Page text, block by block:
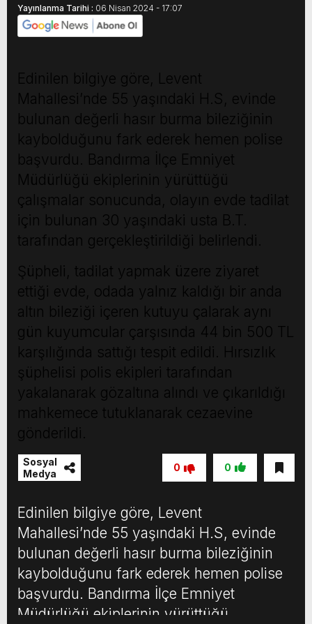
Yayınlanma Tarihi : 06 Nisan 2024 - 17:07
Edinilen bilgiye göre, Levent
Mahallesi’nde 55 yaşındaki H.S, evinde
bulunan değerli hasır burma bileziğinin
kaybolduğunu fark ederek hemen polise
başvurdu. Bandırma İlçe Emniyet
Müdürlüğü ekiplerinin yürüttüğü
çalışmalar sonucunda, olayın evde tadilat
için bulunan 30 yaşındaki usta B.T.
tarafından gerçekleştirildiği belirlendi.
Şüpheli, tadilat yapmak üzere ziyaret
ettiği evde, odada yalnız kaldığı bir anda
altın bileziği içeren kutuyu çalarak aynı
gün kuyumcular çarşısında 44 bin 500 TL
karşılığında sattığı tespit edildi. Hırsızlık
şüphelisi polis ekipleri tarafından
yakalanarak gözaltına alındı ve çıkarıldığı
mahkemece tutuklanarak cezaevine
gönderildi.
Sosyal
Medya
0
0
Edinilen bilgiye göre, Levent
Mahallesi’nde 55 yaşındaki H.S, evinde
bulunan değerli hasır burma bileziğinin
kaybolduğunu fark ederek hemen polise
başvurdu. Bandırma İlçe Emniyet
Müdürlüğü ekiplerinin yürüttüğü